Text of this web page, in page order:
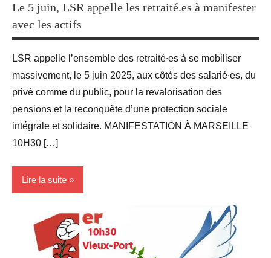
Revendications
Le 5 juin, LSR appelle les retraité.es à manifester
avec les actifs
LSR appelle l’ensemble des retraité∙es à se mobiliser
massivement, le 5 juin 2025, aux côtés des salarié∙es, du
privé comme du public, pour la revalorisation des
pensions et la reconquête d’une protection sociale
intégrale et solidaire. MANIFESTATION À MARSEILLE
10H30 […]
Lire la suite
Revendications